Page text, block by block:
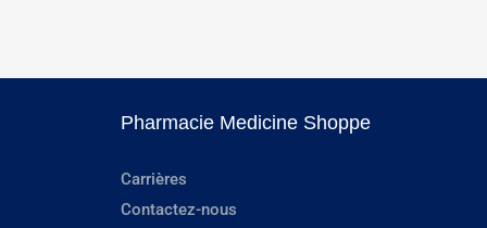
Pharmacie Medicine Shoppe
Carrières
Contactez-nous